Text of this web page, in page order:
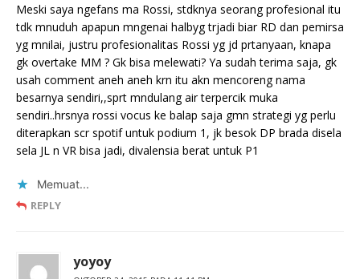
Meski saya ngefans ma Rossi, stdknya seorang profesional itu
tdk mnuduh apapun mngenai halbyg trjadi biar RD dan pemirsa
yg mnilai, justru profesionalitas Rossi yg jd prtanyaan, knapa
gk overtake MM ? Gk bisa melewati? Ya sudah terima saja, gk
usah comment aneh aneh krn itu akn mencoreng nama
besarnya sendiri,,sprt mndulang air terpercik muka
sendiri..hrsnya rossi vocus ke balap saja gmn strategi yg perlu
diterapkan scr spotif untuk podium 1, jk besok DP brada disela
sela JL n VR bisa jadi, divalensia berat untuk P1
Memuat...
REPLY
yoyoy